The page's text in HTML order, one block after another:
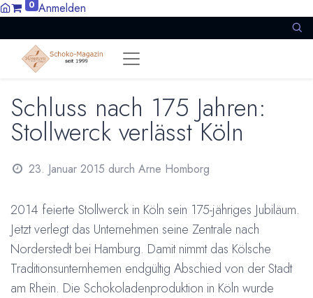
0 Anmelden
Schluss nach 175 Jahren:
Stollwerck verlässt Köln
23. Januar 2015 durch Arne Homborg
2014 feierte Stollwerck in Köln sein 175-jähriges Jubiläum.
Jetzt verlegt das Unternehmen seine Zentrale nach
Norderstedt bei Hamburg. Damit nimmt das Kölsche
Traditionsunternhemen endgültig Abschied von der Stadt
am Rhein. Die Schokoladenproduktion in Köln wurde